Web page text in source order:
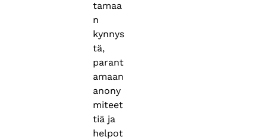
tamaa
n
kynnys
tä,
parant
amaan
anony
miteet
tiä ja
helpot